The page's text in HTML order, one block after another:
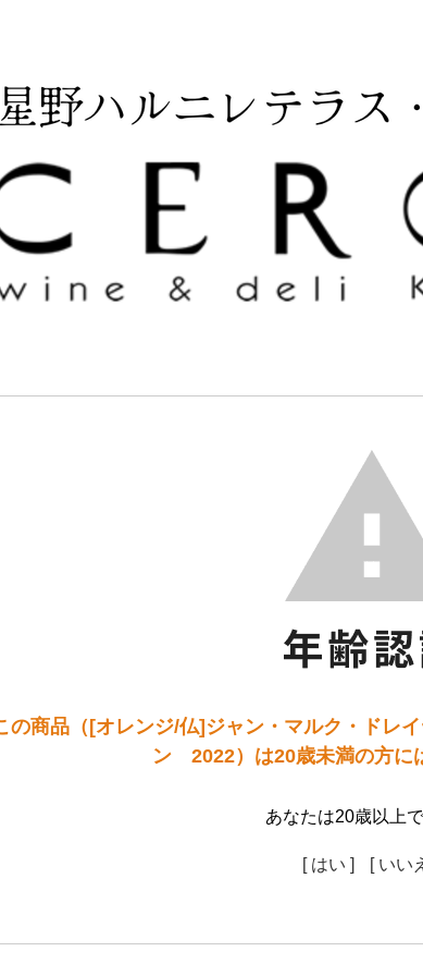
の商品（[オレンジ/仏]ジャン・マルク・ドレ
ン 2022）は20歳未満の方に
あなたは20歳以上
[ はい ] [ いい